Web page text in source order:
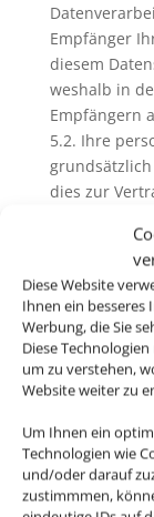
Diese Website
Ihnen ein besseres
Werbung, die Sie
Diese
um zu verstehen,
Website weiter zu
Um Ihnen ein
Technologien wie
und/oder darauf
zustimmmen,
Empfänger
diesem
weshalb in
Empfängern
5.2. Ihre
dies zur
Weitergabe
vorliegt.
übermittelt
gesetzlicher
Anordnung
Dritten, an
unabhängig
weitergeben
• Gebuchte